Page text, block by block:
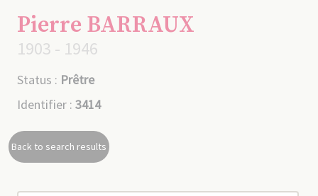
Pierre BARRAUX
1903 - 1946
Status : Prêtre
Identifier : 3414
Back to search results